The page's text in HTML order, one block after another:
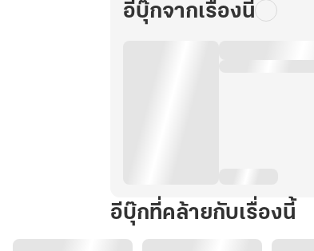
อีบุ๊กจากเรื่องนี้
อีบุ๊กที่คล้ายกับเรื่องนี้